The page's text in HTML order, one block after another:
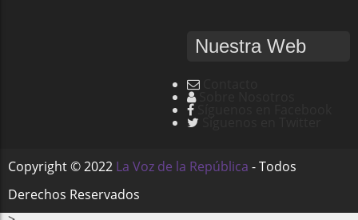
Nuestra Web
Copyright ©2022 La Voz de la República - Todos
Derechos Reservados